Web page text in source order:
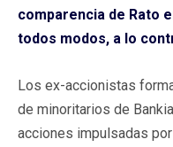
comparencia de Rato
todos modos, a lo
Los ex-accionistas
de minoritarios de
acciones impulsadas